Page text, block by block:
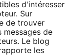
d'intéresser
Sur
de trouver
messages de
Le blog
les